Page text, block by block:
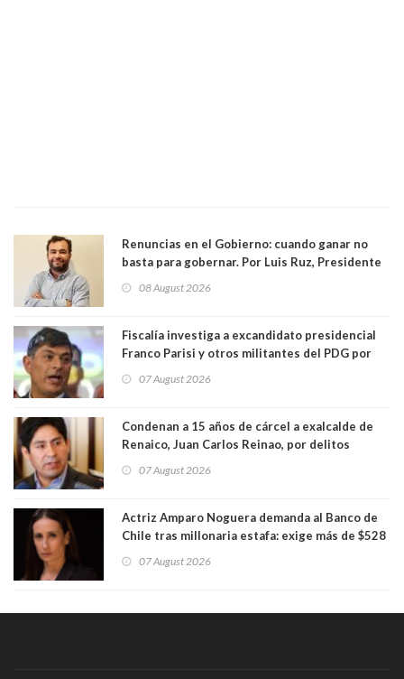
Renuncias en el Gobierno: cuando ganar no
basta para gobernar. Por Luis Ruz, Presidente
08 August 2026
Fiscalía investiga a excandidato presidencial
Franco Parisi y otros militantes del PDG por
07 August 2026
Condenan a 15 años de cárcel a exalcalde de
Renaico, Juan Carlos Reinao, por delitos
07 August 2026
Actriz Amparo Noguera demanda al Banco de
Chile tras millonaria estafa: exige más de $528
07 August 2026